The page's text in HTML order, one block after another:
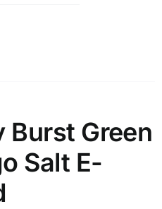
Burst Green
Salt E-